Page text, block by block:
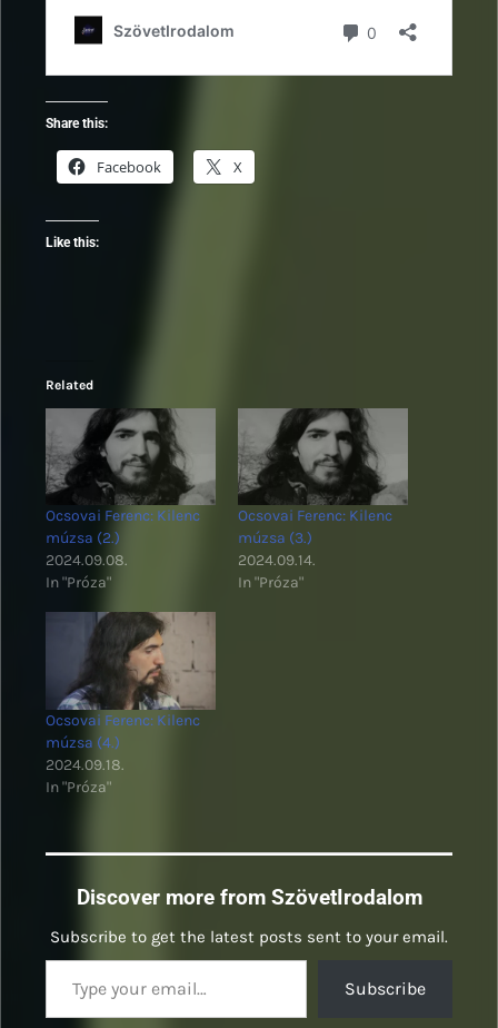
Share this:
Facebook X
Like this:
Related
Ocsovai Ferenc: Kilenc
múzsa (2.)
2024.09.08.
In "Próza"
Ocsovai Ferenc: Kilenc
múzsa (3.)
2024.09.14.
In "Próza"
Ocsovai Ferenc: Kilenc
múzsa (4.)
2024.09.18.
In "Próza"
Discover more from SzövetIrodalom
Subscribe to get the latest posts sent to your email.
Type your email…
Subscribe